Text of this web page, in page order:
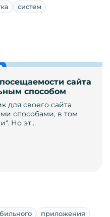
систем
сайта
способом
для своего сайта
способами, в том
Но эт…
приложения